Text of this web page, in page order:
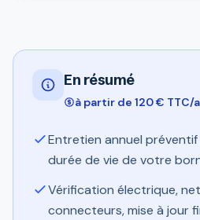
En résumé
à partir de 120 € TTC/
Entretien annuel
durée de vie de votre
Vérification électrique,
connecteurs, mise à jour